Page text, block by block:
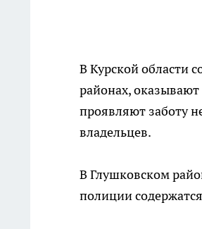
В Курской области
районах,
проявляют заботу
владельцев.
В Глушковском
полиции